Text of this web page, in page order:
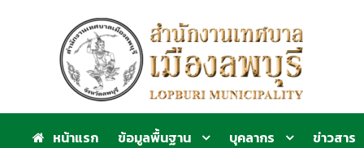
หน้าแรก ข้อมูลพื้นฐาน บุคลากร ข่าวสาร